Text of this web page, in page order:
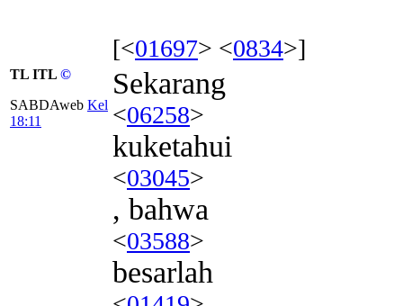
[<01697> <0834>]
TL ITL ©
SABDAweb Kel
18:11
Sekarang
<06258>
kuketahui
<03045>
, bahwa
<03588>
besarlah